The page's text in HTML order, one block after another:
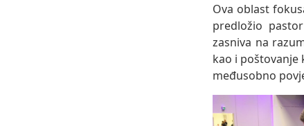
Ova oblast
predložio
zasniva na
kao i
međusobno